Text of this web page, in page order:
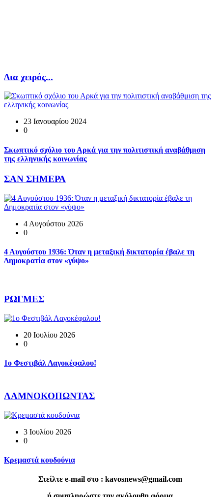
Δια χειρός...
23 Ιανουαρίου 2024
0
Σκωπτικό σχόλιο του Αρκά για την πολιτιστική αναβάθμιση
της ελληνικής κοινωνίας
ΣΑΝ ΣΗΜΕΡΑ
4 Αυγούστου 2026
0
4 Αυγούστου 1936: Όταν η μεταξική δικτατορία έβαλε τη
Δημοκρατία στον «γύψο»
ΡΩΓΜΕΣ
20 Ιουλίου 2026
0
1o Φεστιβάλ Λαγοκέφαλου!
ΛΑΜΝΟΚΟΠΩΝΤΑΣ
3 Ιουλίου 2026
0
Κρεμαστά κουδούνια
Στείλτε e-mail στο : kavosnews@gmail.com